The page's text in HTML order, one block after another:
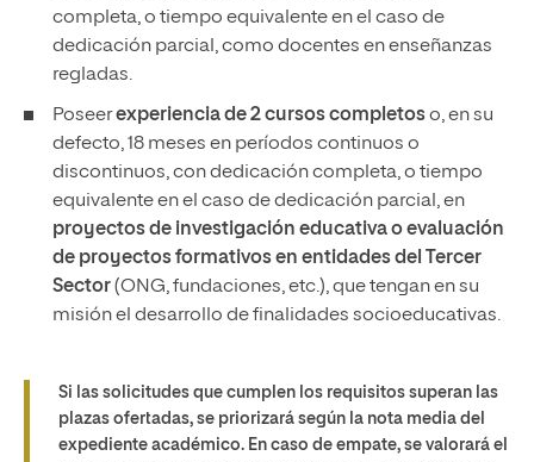
completa, o tiempo equivalente en el caso de
dedicación parcial, como docentes en enseñanzas
regladas.
Poseerexperiencia de 2 cursos completoso, en su
defecto, 18 meses en períodos continuos o
discontinuos,con dedicación completa, o tiempo
equivalente en el caso de dedicación parcial, en
proyectos de investigación educativa o evaluación
de proyectos formativos en entidades del Tercer
Sector(ONG, fundaciones, etc.), que tengan en su
misión el desarrollo de finalidades socioeducativas.
Si las solicitudes que cumplen los requisitos superan las
plazas ofertadas, se priorizará según la nota media del
expediente académico. En caso de empate, se valorará el